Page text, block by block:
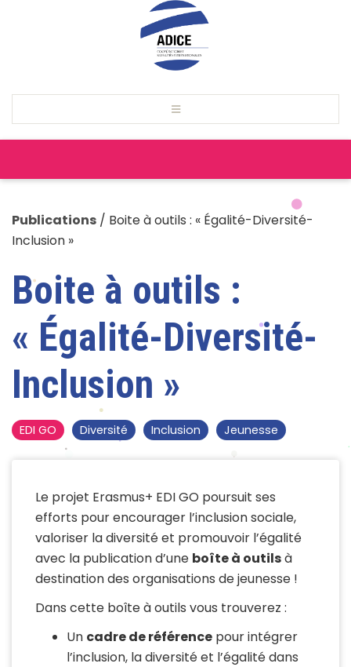
Publications / Boite à outils : « Égalité-Diversité-
Inclusion »
Boite à outils :
« Égalité-Diversité-
Inclusion »
EDI GO Diversité Inclusion Jeunesse
Le projet Erasmus+ EDI GO poursuit ses
efforts pour encourager l’inclusion sociale,
valoriser la diversité et promouvoir l’égalité
avec la publication d’une boîte à outilsà
destination des organisations de jeunesse !
Dans cette boîte à outils vous trouverez :
Un cadre de référence pour intégrer
l’inclusion, la diversité et l’égalité dans